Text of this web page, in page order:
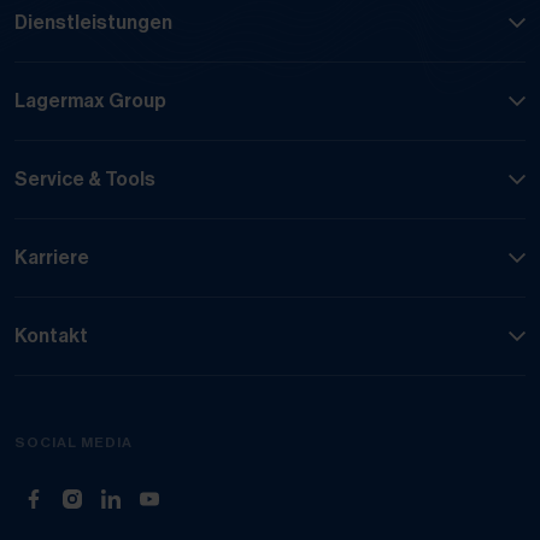
Dienstleistungen
Lagermax Group
Service & Tools
Karriere
Kontakt
SOCIAL MEDIA
(Öffnet in neuem Tab)
(Öffnet in neuem Tab)
(Öffnet in neuem Tab)
(Öffnet in neuem Tab)